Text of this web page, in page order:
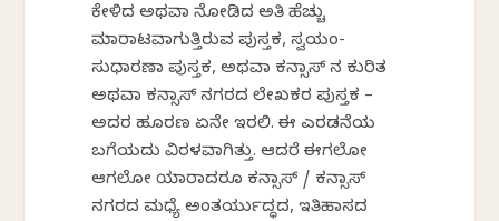
ಕೇಳಿದ ಅಥವಾ ನೋಡಿದ ಅತಿ ಹೆಚ್ಚು
ಮಾರಾಟವಾಗುತ್ತಿರುವ ಪುಸ್ತಕ, ಸ್ವಯಂ-
ಸುಧಾರಣಾ ಪುಸ್ತಕ, ಅಥವಾ ಕನ್ಸಾಸ್ ನ ಕುರಿತ
ಅಥವಾ ಕನ್ಸಾಸ್ ನಗರದ ಲೇಖಕರ ಪುಸ್ತಕ –
ಅದರ ಹೂರಣ ಏನೇ ಇರಲಿ. ಈ ಎರಡನೆಯ
ಬಗೆಯದು ವಿರಳವಾಗಿತ್ತು. ಆದರೆ ಈಗಲೋ
ಆಗಲೋ ಯಾರಾದರೂ ಕನ್ಸಾಸ್ / ಕನ್ಸಾಸ್
ನಗರದ ಮಧ್ಯೆ ಅಂತರ್ಯುದ್ಧದ, ಇತಿಹಾಸದ